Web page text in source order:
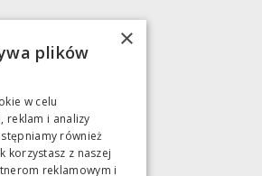
783 043 083
Magazyn
×
plików
w celu
reklam i analizy
również
korzystasz z naszej
reklamowym i